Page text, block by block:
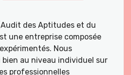
des Aptitudes et du
une entreprise composée
Nous
au niveau individuel sur
professionnelles